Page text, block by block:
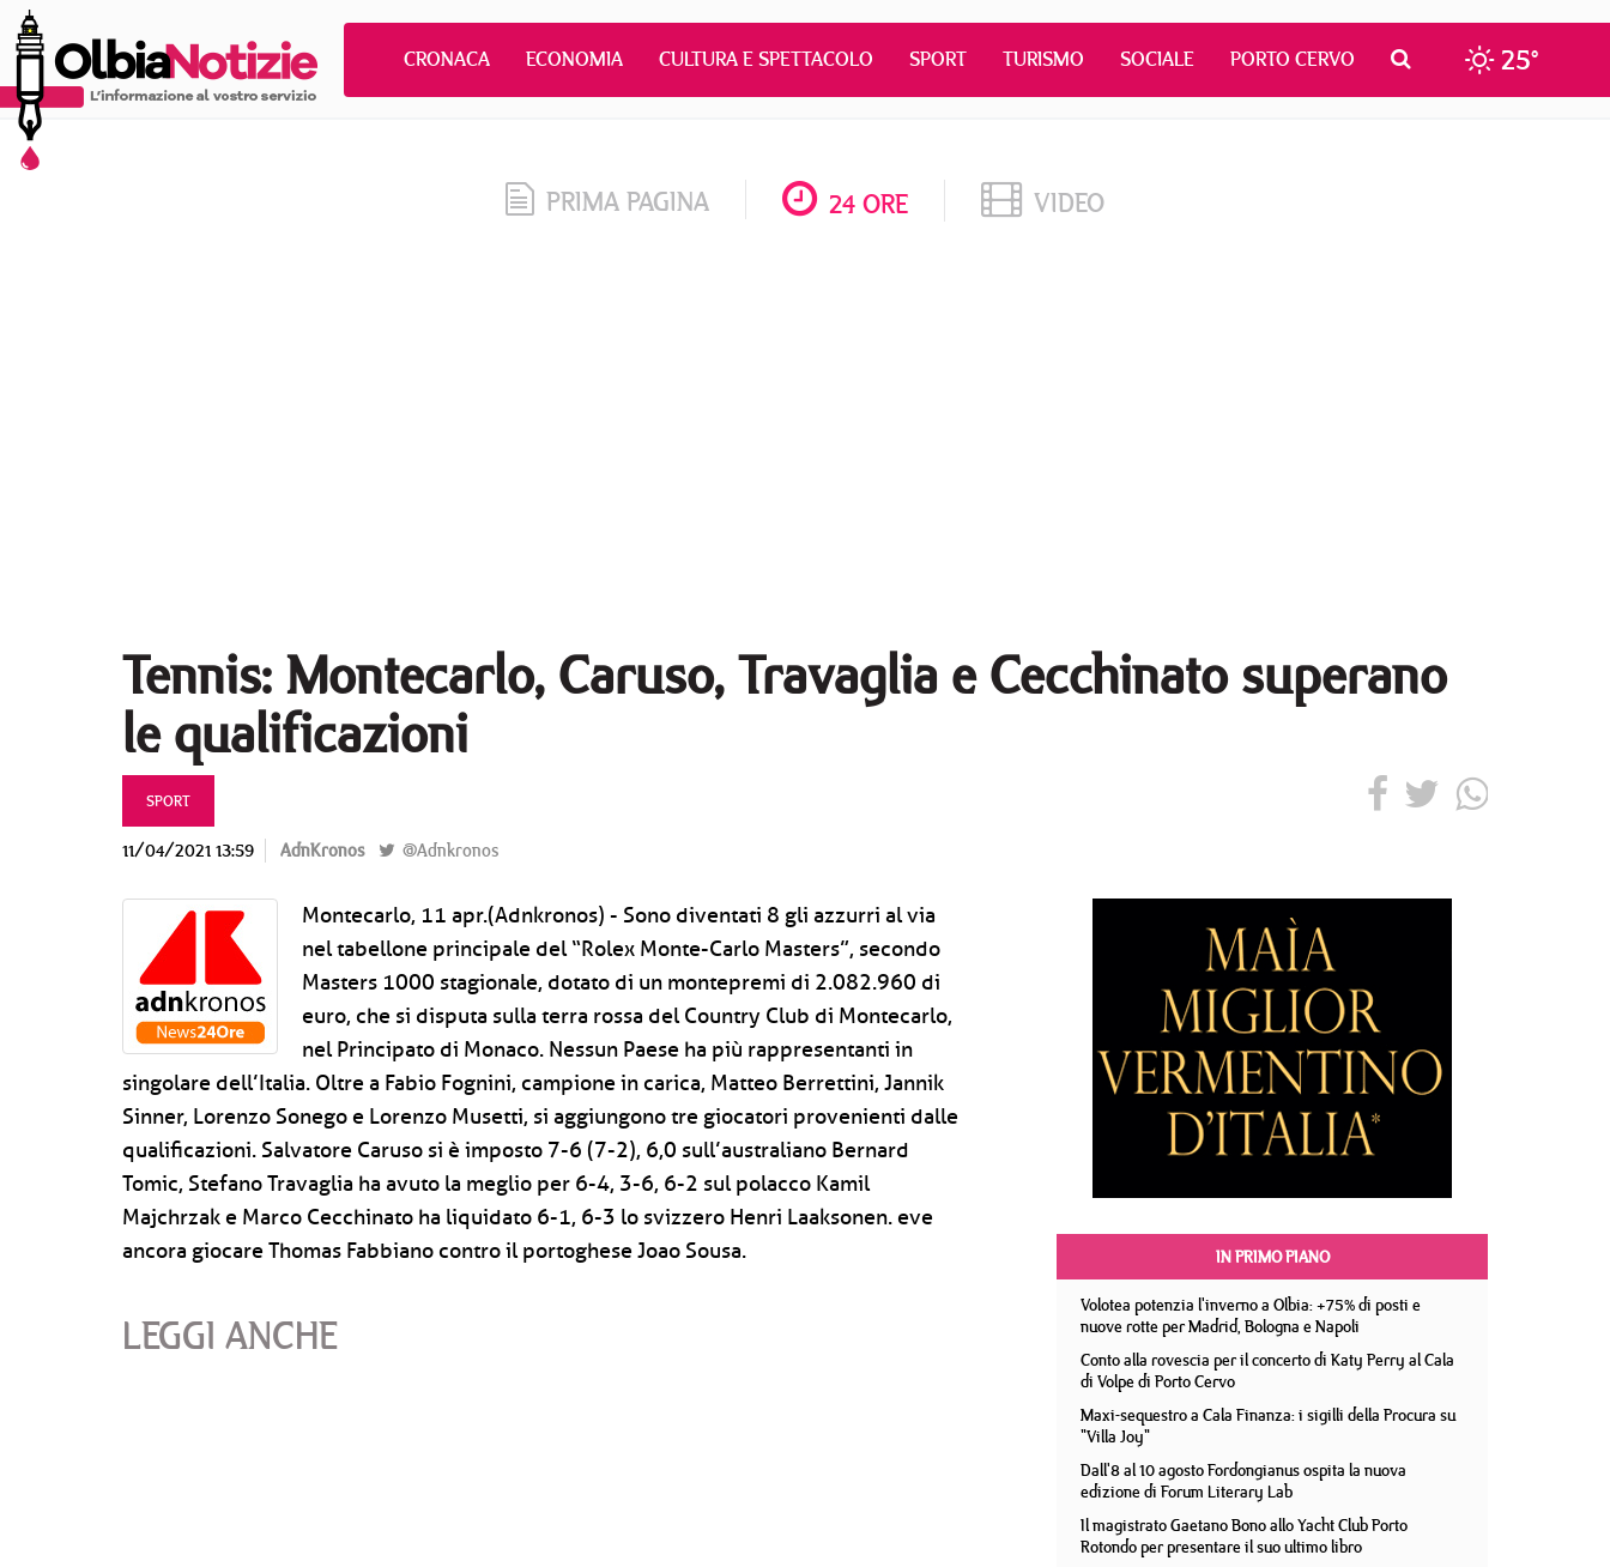
CRONACA ECONOMIA CULTURA E SPETTACOLO SPORT TURISMO SOCIALE PORTO CERVO 25°
PRIMA PAGINA 24 ORE VIDEO
Tennis: Montecarlo, Caruso, Travaglia e Cecchinato superano
le qualificazioni
SPORT
11/04/2021 13:59 AdnKronos @Adnkronos
Montecarlo, 11 apr.(Adnkronos) - Sono diventati 8 gli azzurri al via
nel tabellone principale del “Rolex Monte-Carlo Masters”, secondo
Masters 1000 stagionale, dotato di un montepremi di 2.082.960 di
euro, che si disputa sulla terra rossa del Country Club di Montecarlo,
nel Principato di Monaco. Nessun Paese ha più rappresentanti in
singolare dell’Italia. Oltre a Fabio Fognini, campione in carica, Matteo Berrettini, Jannik
Sinner, Lorenzo Sonego e Lorenzo Musetti, si aggiungono tre giocatori provenienti dalle
qualificazioni. Salvatore Caruso si è imposto 7-6 (7-2), 6,0 sull’australiano Bernard
Tomic, Stefano Travaglia ha avuto la meglio per 6-4, 3-6, 6-2 sul polacco Kamil
Majchrzak e Marco Cecchinato ha liquidato 6-1, 6-3 lo svizzero Henri Laaksonen. eve
ancora giocare Thomas Fabbiano contro il portoghese Joao Sousa.
LEGGI ANCHE
IN PRIMO PIANO
Volotea potenzia l'inverno a Olbia: +75% di posti e
nuove rotte per Madrid, Bologna e Napoli
Conto alla rovescia per il concerto di Katy Perry al Cala
di Volpe di Porto Cervo
Maxi-sequestro a Cala Finanza: i sigilli della Procura su
"Villa Joy"
Dall'8 al 10 agosto Fordongianus ospita la nuova
edizione di Forum Literary Lab
Il magistrato Gaetano Bono allo Yacht Club Porto
Rotondo per presentare il suo ultimo libro